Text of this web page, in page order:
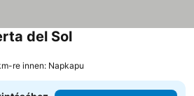
del Sol
re innen: Napkapu